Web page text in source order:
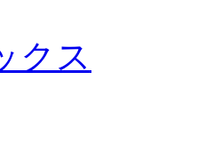
クス